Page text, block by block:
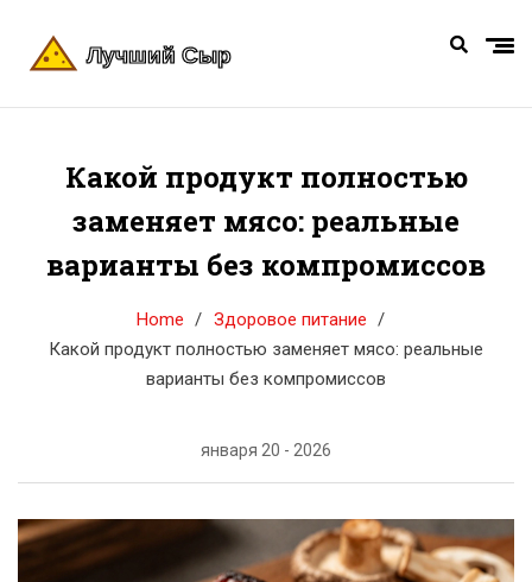
Какой продукт полностью
заменяет мясо: реальные
варианты без компромиссов
Home
Здоровое питание
Какой продукт полностью заменяет мясо: реальные
варианты без компромиссов
января 20 - 2026